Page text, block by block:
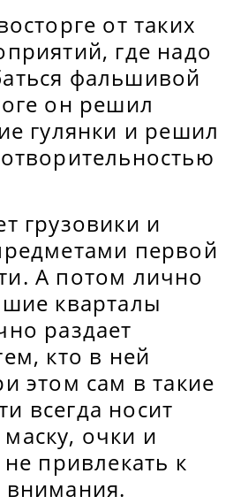
от таких
где надо
фальшивой
он решил
гулянки и решил
грузовики и
первой
А потом лично
кварталы
раздает
кто в ней
этом сам в такие
всегда носит
очки и
привлекать к
внимания.